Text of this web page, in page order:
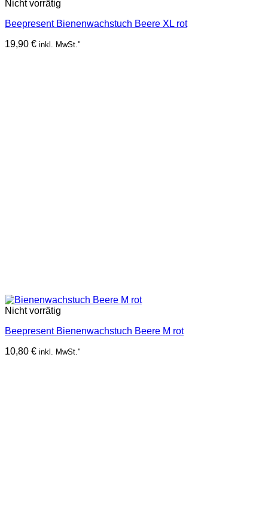
Nicht vorrätig
Beepresent Bienenwachstuch Beere XL rot
19,90 € inkl. MwSt."
Nicht vorrätig
Beepresent Bienenwachstuch Beere M rot
10,80 € inkl. MwSt."